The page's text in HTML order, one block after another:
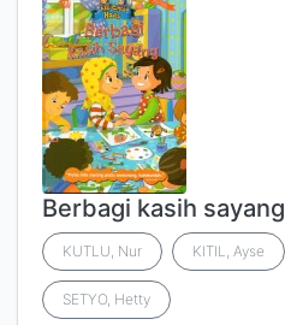
Berbagi kasih sayang
KUTLU, Nur KITIL, Ayse
SETYO, Hetty